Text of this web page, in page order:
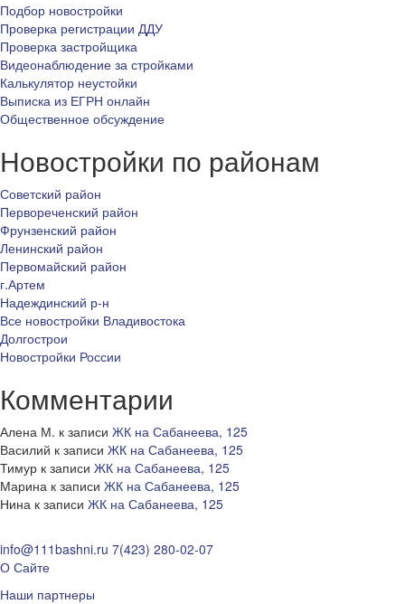
Подбор новостройки
Проверка регистрации ДДУ
Проверка застройщика
Видеонаблюдение за стройками
Калькулятор неустойки
Выписка из ЕГРН онлайн
Общественное обсуждение
Новостройки по районам
Советский район
Первореченский район
Фрунзенский район
Ленинский район
Первомайский район
г.Артем
Надеждинский р-н
Все новостройки Владивостока
Долгострои
Новостройки России
Комментарии
Алена М. к записи ЖК на Сабанеева, 125
Василий к записи ЖК на Сабанеева, 125
Тимур к записи ЖК на Сабанеева, 125
Марина к записи ЖК на Сабанеева, 125
Нина к записи ЖК на Сабанеева, 125
info@111bashni.ru 7(423) 280-02-07
О Сайте
Наши партнеры